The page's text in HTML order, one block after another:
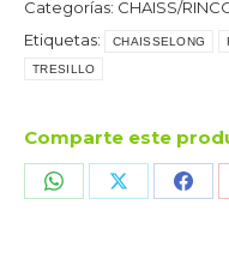
AURELLA
09
MARRON
Categorías: CHAISS/
Etiquetas:
CHAISSELONG
TRESILLO
Comparte este
Share Share